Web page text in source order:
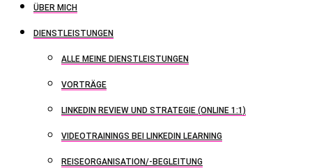
ÜBER MICH
DIENSTLEISTUNGEN
ALLE MEINE DIENSTLEISTUNGEN
VORTRÄGE
LINKEDIN REVIEW UND STRATEGIE (ONLINE 1:1)
VIDEOTRAININGS BEI LINKEDIN LEARNING
REISEORGANISATION/-BEGLEITUNG